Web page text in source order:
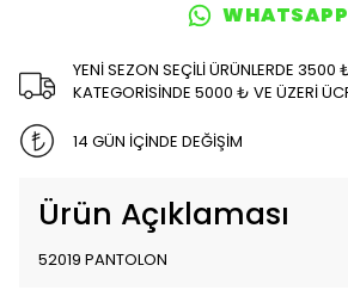
WHATSAPP
YENİ SEZON SEÇİLİ ÜRÜNLERDE 3500
KATEGORİSİNDE 5000 ₺ VE ÜZERİ
14 GÜN İÇİNDE DEĞİŞİM
Ürün Açıklaması
52019 PANTOLON